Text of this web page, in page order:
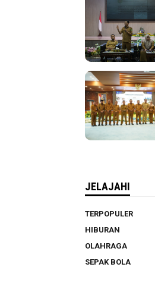
JELAJAHI
TERPOPULER
HIBURAN
OLAHRAGA
SEPAK BOLA